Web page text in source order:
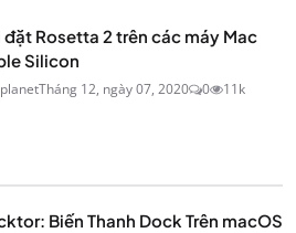
đặt Rosetta 2 trên các máy Mac
Silicon
Tháng 12, ngày 07, 2020 0 11k
Biến Thanh Dock Trên macOS